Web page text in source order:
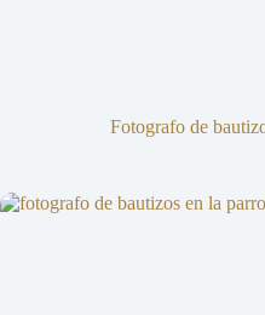
Fotografo de